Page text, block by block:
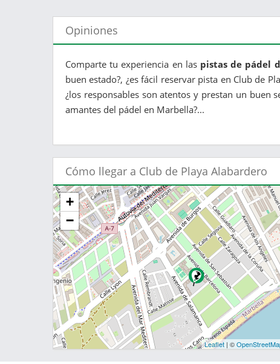
Opiniones
Comparte tu experiencia en las pistas de pádel
buen estado?, ¿es fácil reservar pista en Club de
¿los responsables son atentos y prestan un buen
amantes del pádel en Marbella?...
Cómo llegar a Club de Playa Alabardero
+
−
Leaflet | ©